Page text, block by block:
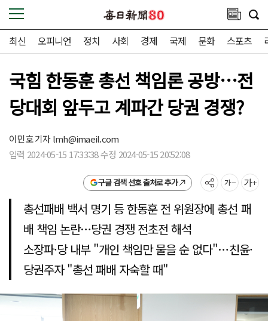
최신 오피니언 정치 사회 경제 국제 문화 스포츠
국힘 한동훈 총선 책임론 공방…전
당대회 앞두고 계파간 당권 경쟁?
이민호 기자lmh@imaeil.com
입력 2024-05-15 17:33:38 수정 2024-05-15 20:52:08
구글 검색 선호 출처로 추가
총선패배 백서 명기 등 한동훈 전 위원장에 총선 패
배 책임 논란…당권 경쟁 전초전 해석
소장파·당 내부 "개인 책임만 물을 순 없다"…친윤·
당권주자 "총선 패배 자숙할 때"